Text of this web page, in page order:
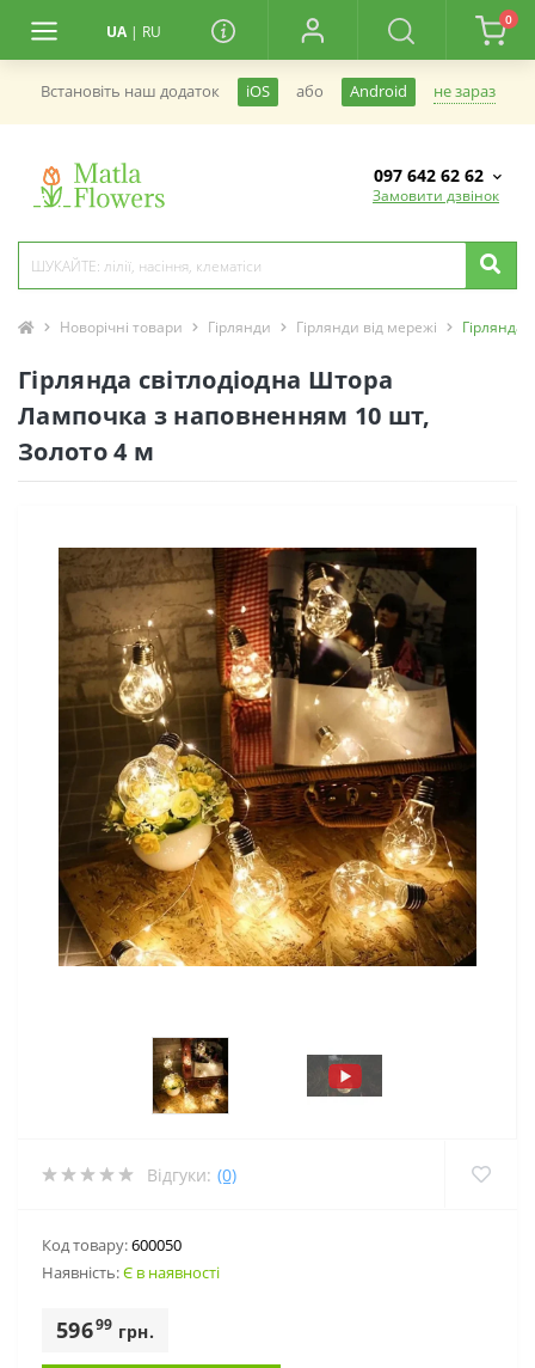
UA | RU
0
Встановiть наш додаток iOS або Android не зараз
097 642 62 62
Замовити дзвінок
Новорічні товари Гірлянди Гірлянди від мережі Гірлянда
Гірлянда світлодіодна Штора
Лампочка з наповненням 10 шт,
Золото 4 м
Відгуки: (0)
Код товару:600050
Наявність:Є в наявності
59699 грн.